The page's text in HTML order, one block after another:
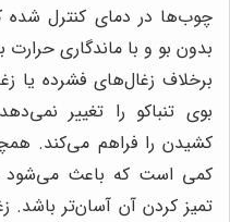
چوب‌ها در دمای کنترل شده
بدون بو و با ماندگاری
برخلاف زغال‌های فشرده یا
بوی تنباکو را تغییر
کشیدن را فراهم می‌کند.
کمی است که باعث می‌شود
تمیز کردن آن آسان‌تر باشد.